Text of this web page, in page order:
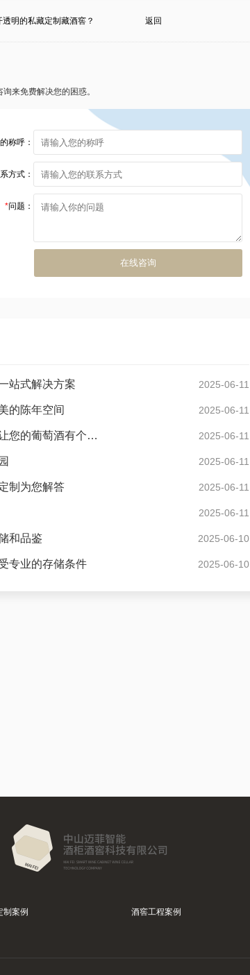
明的私藏定制藏酒窖？ 返回
来免费解决您的困惑。
称呼：
方式：
*问题：
站式解决方案 2025-06-11
的陈年空间 2025-06-11
现代风格酒窖花园度假别墅怎样设计才显得格调高雅？迈菲定做让您的葡萄酒有个好家 2025-06-11
2025-06-11
制为您解答 2025-06-11
2025-06-11
和品鉴 2025-06-10
专业的存储条件 2025-06-10
制案例 酒窖工程案例